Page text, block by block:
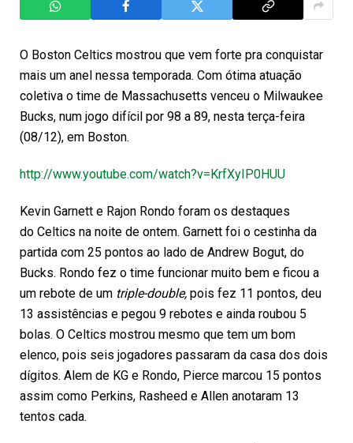
O Boston Celtics mostrou que vem forte pra conquistar
mais um anel nessa temporada. Com ótima atuação
coletiva o time de Massachusetts venceu o Milwaukee
Bucks, num jogo difícil por 98 a 89, nesta terça-feira
(08/12), em Boston.
http://www.youtube.com/watch?v=KrfXyIP0HUU
Kevin Garnett e Rajon Rondo foram os destaques
do Celtics na noite de ontem. Garnett foi o cestinha da
partida com 25 pontos ao lado de Andrew Bogut, do
Bucks. Rondo fez o time funcionar muito bem e ficou a
um rebote de um triple-double, pois fez 11 pontos, deu
13 assistências e pegou 9 rebotes e ainda roubou 5
bolas. O Celtics mostrou mesmo que tem um bom
elenco, pois seis jogadores passaram da casa dos dois
dígitos. Alem de KG e Rondo, Pierce marcou 15 pontos
assim como Perkins, Rasheed e Allen anotaram 13
tentos cada.